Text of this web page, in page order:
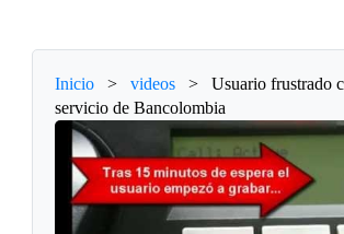
Inicio > videos >
Usuario frustrado
servicio de Bancolombia